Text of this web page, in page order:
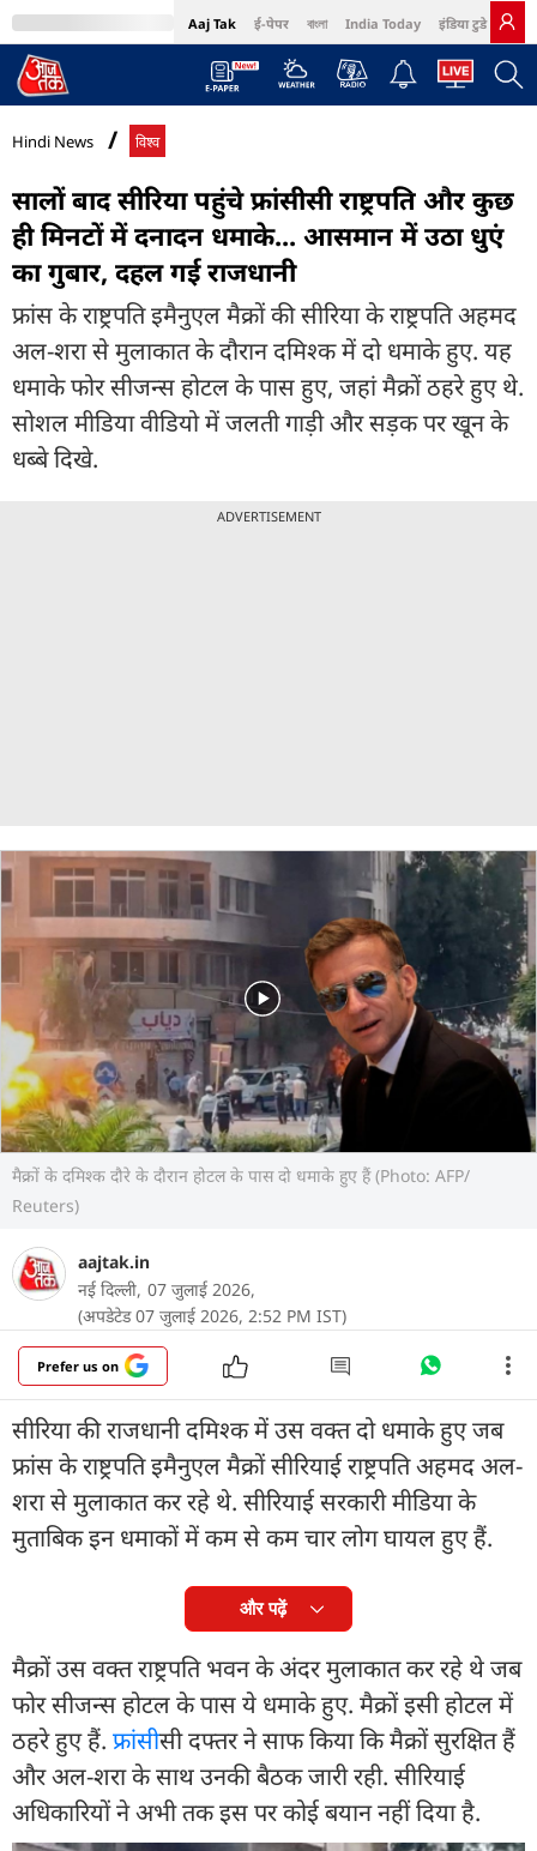
Aaj Tak ई-पेपर বাংলা India Today इंडिया टुडे हिंदी
MumbaiTak Cosmopolitan Harper's Bazaar Northeast
Hindi News विश्व
सालों बाद सीरिया पहुंचे फ्रांसीसी राष्ट्रपति और कुछ
ही मिनटों में दनादन धमाके... आसमान में उठा धुएं
का गुबार, दहल गई राजधानी
फ्रांस के राष्ट्रपति इमैनुएल मैक्रों की सीरिया के राष्ट्रपति अहमद
अल-शरा से मुलाकात के दौरान दमिश्क में दो धमाके हुए. यह
धमाके फोर सीजन्स होटल के पास हुए, जहां मैक्रों ठहरे हुए थे.
सोशल मीडिया वीडियो में जलती गाड़ी और सड़क पर खून के
धब्बे दिखे.
ADVERTISEMENT
मैक्रों के दमिश्क दौरे के दौरान होटल के पास दो धमाके हुए हैं (Photo: AFP/
Reuters)
aajtak.in
नई दिल्ली, 07 जुलाई 2026,
(अपडेटेड 07 जुलाई 2026, 2:52 PM IST)
Prefer us on
सीरिया की राजधानी दमिश्क में उस वक्त दो धमाके हुए जब
फ्रांस के राष्ट्रपति इमैनुएल मैक्रों सीरियाई राष्ट्रपति अहमद अल-
शरा से मुलाकात कर रहे थे. सीरियाई सरकारी मीडिया के
मुताबिक इन धमाकों में कम से कम चार लोग घायल हुए हैं.
और पढ़ें
मैक्रों उस वक्त राष्ट्रपति भवन के अंदर मुलाकात कर रहे थे जब
फोर सीजन्स होटल के पास ये धमाके हुए. मैक्रों इसी होटल में
ठहरे हुए हैं. फ्रांसीसी दफ्तर ने साफ किया कि मैक्रों सुरक्षित हैं
और अल-शरा के साथ उनकी बैठक जारी रही. सीरियाई
अधिकारियों ने अभी तक इस पर कोई बयान नहीं दिया है.